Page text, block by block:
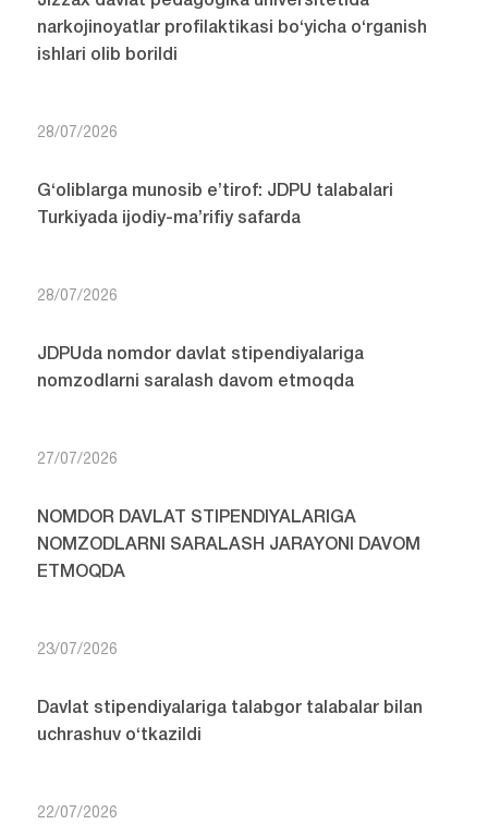
narkojinoyatlar profilaktikasi bo‘yicha o‘rganish
ishlari olib borildi
28/07/2026
G‘oliblarga munosib e’tirof: JDPU talabalari
Turkiyada ijodiy-ma’rifiy safarda
28/07/2026
JDPUda nomdor davlat stipendiyalariga
nomzodlarni saralash davom etmoqda
27/07/2026
NOMDOR DAVLAT STIPENDIYALARIGA
NOMZODLARNI SARALASH JARAYONI DAVOM
ETMOQDA
23/07/2026
Davlat stipendiyalariga talabgor talabalar bilan
uchrashuv o‘tkazildi
22/07/2026